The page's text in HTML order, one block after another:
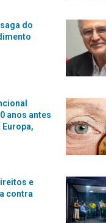
do
anos antes
e
contra